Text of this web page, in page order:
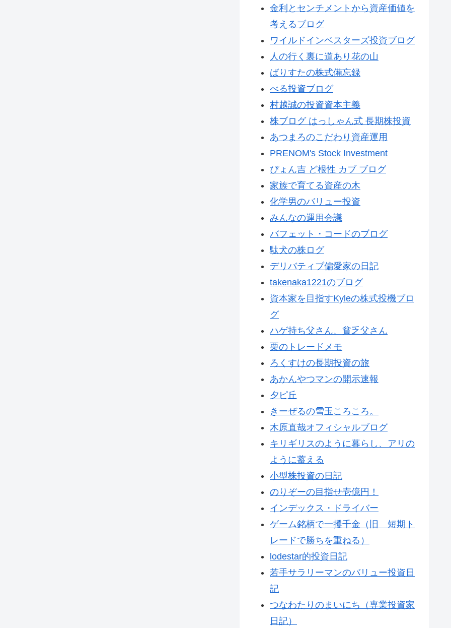
金利とセンチメントから資産価値を
考えるブログ
ワイルドインベスターズ投資ブログ
人の行く裏に道あり花の山
ばりすたの株式備忘録
べる投資ブログ
村越誠の投資資本主義
株ブログ はっしゃん式 長期株投資
あつまろのこだわり資産運用
PRENOM's Stock Investment
ぴょん吉 ど根性 カブ ブログ
家族で育てる資産の木
化学男のバリュー投資
みんなの運用会議
バフェット・コードのブログ
駄犬の株ログ
デリバティブ偏愛家の日記
takenaka1221のブログ
資本家を目指すKyleの株式投機ブロ
グ
ハゲ持ち父さん、貧乏父さん
栗のトレードメモ
ろくすけの長期投資の旅
あかんやつマンの開示速報
夕ピ丘
きーぜるの雪玉ころころ。
木原直哉オフィシャルブログ
キリギリスのように暮らし、アリの
ように蓄える
小型株投資の日記
のりぞーの目指せ壱億円！
インデックス・ドライバー
ゲーム銘柄で一攫千金（旧 短期ト
レードで勝ちを重ねる）
lodestar的投資日記
若手サラリーマンのバリュー投資日
記
つなわたりのまいにち（専業投資家
日記）